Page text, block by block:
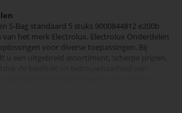
S-Bag standaard 5 stuks 9000844812 e200b
van het merk Electrolux. Electrolux Onderdelen
voor diverse toepassingen. Bij
u een uitgebreid assortiment, scherpe prijzen,